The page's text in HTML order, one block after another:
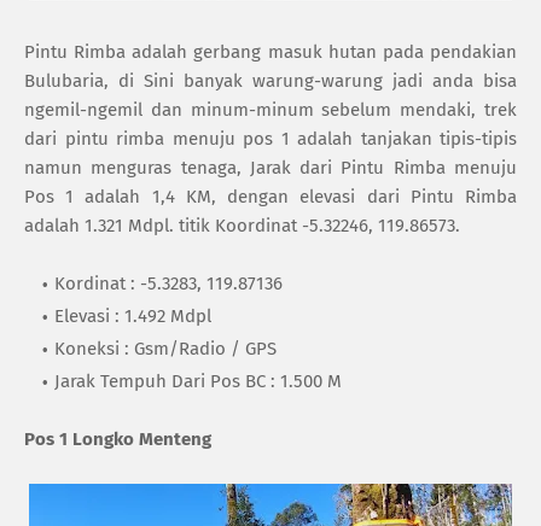
Pintu Rimba adalah gerbang masuk hutan pada pendakian
Bulubaria, di Sini banyak warung-warung jadi anda bisa
ngemil-ngemil dan minum-minum sebelum mendaki, trek
dari pintu rimba menuju pos 1 adalah tanjakan tipis-tipis
namun menguras tenaga, Jarak dari Pintu Rimba menuju
Pos 1 adalah 1,4 KM, dengan elevasi dari Pintu Rimba
adalah 1.321 Mdpl. titik Koordinat -5.32246, 119.86573.
Kordinat : -5.3283, 119.87136
Elevasi : 1.492 Mdpl
Koneksi : Gsm/Radio / GPS
Jarak Tempuh Dari Pos BC : 1.500 M
Pos 1 Longko Menteng